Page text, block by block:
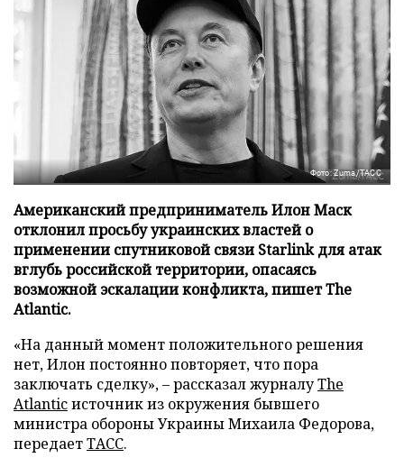
Фото: Zuma/ТАСС
Американский предприниматель Илон Маск
отклонил просьбу украинских властей о
применении спутниковой связи Starlink для атак
вглубь российской территории, опасаясь
возможной эскалации конфликта, пишет The
Atlantic.
«На данный момент положительного решения
нет, Илон постоянно повторяет, что пора
заключать сделку», – рассказал журналуThe
Atlanticисточник из окружения бывшего
министра обороны Украины Михаила Федорова,
передаетТАСС.